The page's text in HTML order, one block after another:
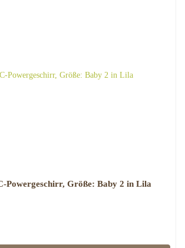
Powergeschirr, Größe: Baby 2 in Lila